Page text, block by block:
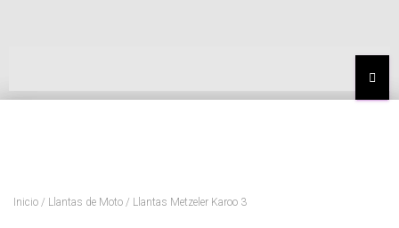
Inicio / Llantas de Moto / Llantas Metzeler Karoo 3